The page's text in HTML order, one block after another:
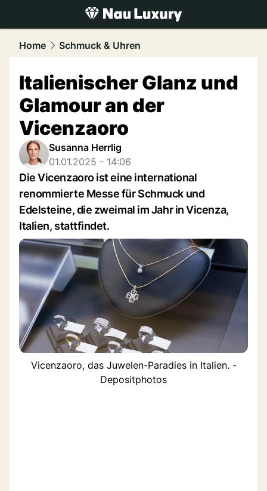
luxury.NAU.ch
Home Schmuck & Uhren
Italienischer Glanz und
Glamour an der
Vicenzaoro
Susanna Herrlig
01.01.2025 - 14:06
Die Vicenzaoro ist eine international
renommierte Messe für Schmuck und
Edelsteine, die zweimal im Jahr in Vicenza,
Italien, stattfindet.
Vicenzaoro, das Juwelen-Paradies in Italien. -
Depositphotos